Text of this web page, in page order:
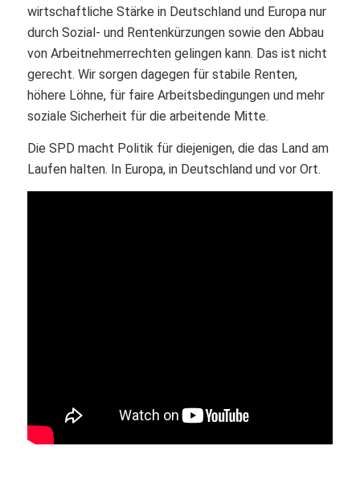
wirtschaftliche Stärke in Deutschland und Europa nur
durch Sozial- und Rentenkürzungen sowie den Abbau
von Arbeitnehmerrechten gelingen kann. Das ist nicht
gerecht. Wir sorgen dagegen für stabile Renten,
höhere Löhne, für faire Arbeitsbedingungen und mehr
soziale Sicherheit für die arbeitende Mitte.
Die SPD macht Politik für diejenigen, die das Land am
Laufen halten. In Europa, in Deutschland und vor Ort.